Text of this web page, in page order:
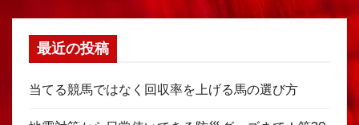
最近の投稿
当てる競馬ではなく回収率を上げる馬の選び方